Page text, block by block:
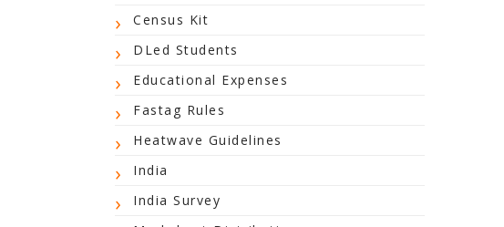
Census Kit
DLed Students
Educational Expenses
Fastag Rules
Heatwave Guidelines
India
India Survey